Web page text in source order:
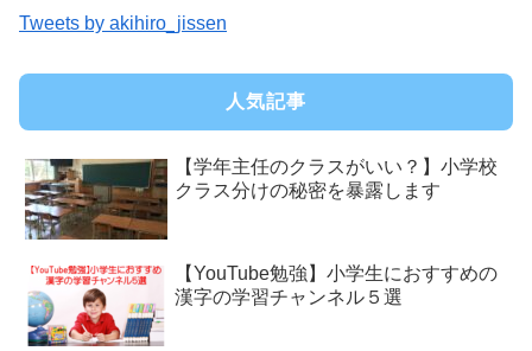
Tweets by akihiro_jissen
人気記事
【学年主任のクラスがいい？】小学校
クラス分けの秘密を暴露します
【YouTube勉強】小学生におすすめの
漢字の学習チャンネル５選